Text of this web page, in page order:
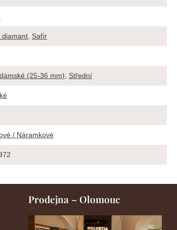
diamant, Safír
(25-36 mm), Střední
/ Náramkové
Prodejna – Olomouc